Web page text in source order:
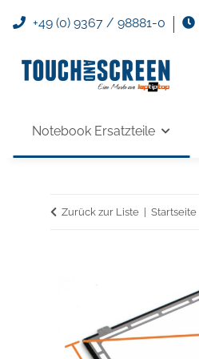
+49 (0) 9367 / 98881-0
Notebook Ersatzteile
Zurück zur Liste Startseite